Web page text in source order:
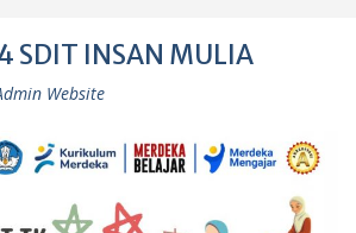
SDIT INSAN MULIA
Website